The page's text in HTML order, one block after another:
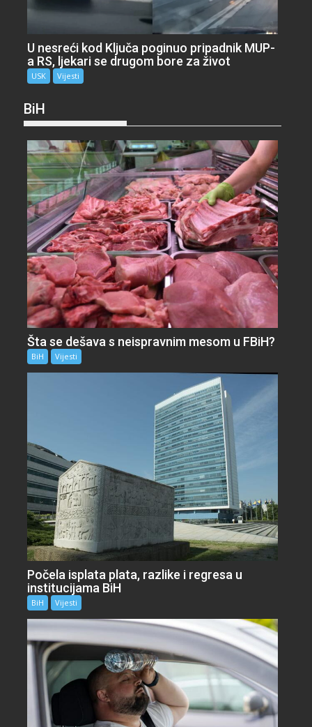
U nesreći kod Ključa poginuo pripadnik MUP-
a RS, ljekari se drugom bore za život
USK Vijesti
BiH
Šta se dešava s neispravnim mesom u FBiH?
BiH Vijesti
Počela isplata plata, razlike i regresa u
institucijama BiH
BiH Vijesti